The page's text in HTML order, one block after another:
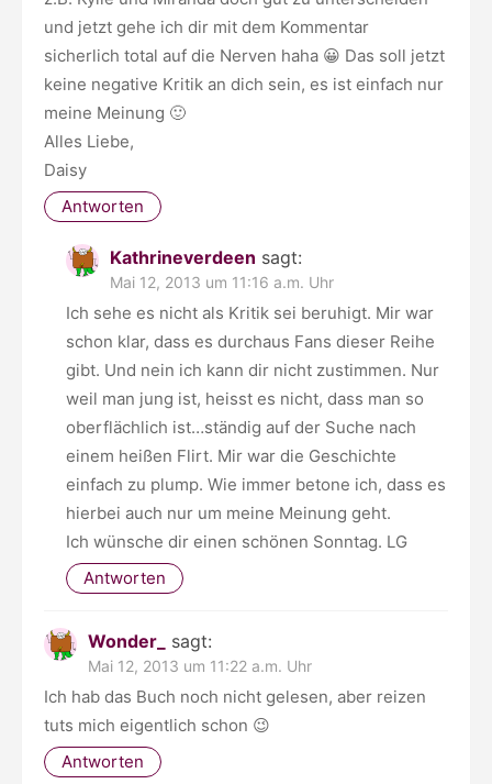
und jetzt gehe ich dir mit dem Kommentar
sicherlich total auf die Nerven haha 😀 Das soll jetzt
keine negative Kritik an dich sein, es ist einfach nur
meine Meinung 🙂
Alles Liebe,
Daisy
Antworten
Kathrineverdeen sagt:
Mai 12, 2013 um 11:16 a.m. Uhr
Ich sehe es nicht als Kritik sei beruhigt. Mir war
schon klar, dass es durchaus Fans dieser Reihe
gibt. Und nein ich kann dir nicht zustimmen. Nur
weil man jung ist, heisst es nicht, dass man so
oberflächlich ist…ständig auf der Suche nach
einem heißen Flirt. Mir war die Geschichte
einfach zu plump. Wie immer betone ich, dass es
hierbei auch nur um meine Meinung geht.
Ich wünsche dir einen schönen Sonntag. LG
Antworten
Wonder_ sagt:
Mai 12, 2013 um 11:22 a.m. Uhr
Ich hab das Buch noch nicht gelesen, aber reizen
tuts mich eigentlich schon 😉
Antworten